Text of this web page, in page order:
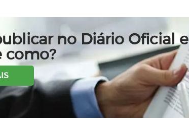
no Diário Oficial e
como?